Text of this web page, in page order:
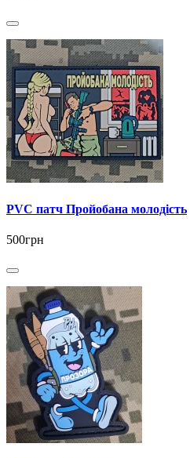
PVC патч Пройобана молодість
500грн